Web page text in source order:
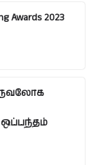
Awards 2023
ஒப்பந்தம்